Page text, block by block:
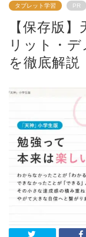
タブレット学習 PR
【保存版
リット・
を徹底解説